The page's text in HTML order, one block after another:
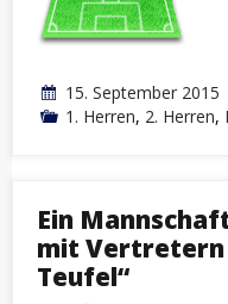
15. September 2015
1. Herren, 2. Herren,
Ein
mit Vertretern
Teufel“